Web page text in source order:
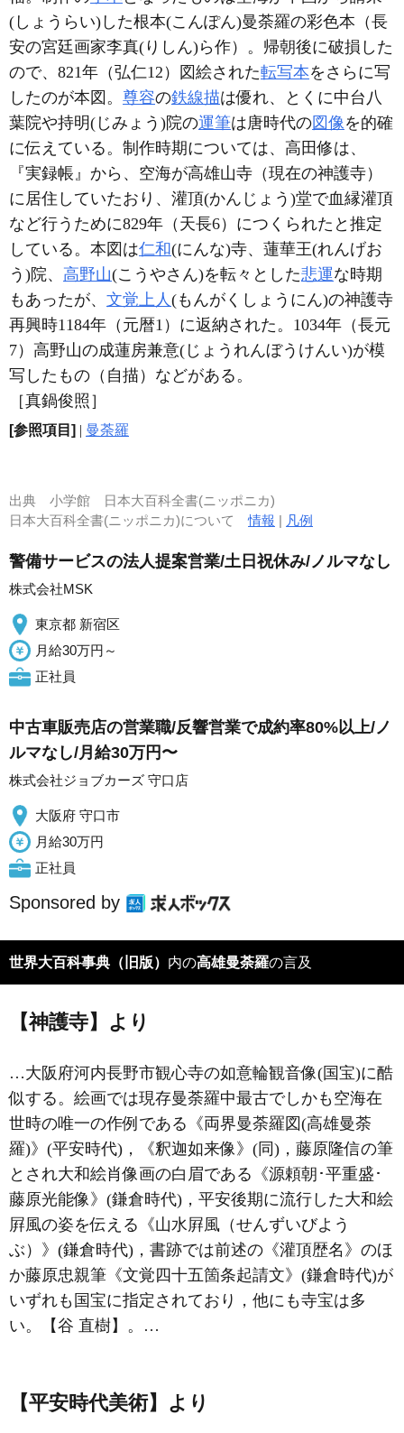
(しょうらい)した根本(こんぽん)曼荼羅の彩色本（長
安の宮廷画家李真(りしん)ら作）。帰朝後に破損した
ので、821年（弘仁12）図絵された転写本をさらに写
したのが本図。 尊容の鉄線描は優れ、とくに中台八
葉院や持明(じみょう)院の運筆は唐時代の図像を的確
に伝えている。制作時期については、高田修は、
『実録帳』から、空海が高雄山寺（現在の神護寺）
に居住していたおり、灌頂(かんじょう)堂で血縁灌頂
など行うために829年（天長6）につくられたと推定
している。本図は仁和(にんな)寺、蓮華王(れんげお
う)院、 高野山(こうやさん)を転々とした悲運な時期
もあったが、 文覚上人(もんがくしょうにん)の神護寺
再興時1184年（元暦1）に返納された。1034年（長元
7）高野山の成蓮房兼意(じょうれんぼうけんい)が模
写したもの（自描）などがある。
［真鍋俊照］
[参照項目] | 曼荼羅
出典 小学館 日本大百科全書(ニッポニカ)
日本大百科全書(ニッポニカ)について情報 | 凡例
警備サービスの法人提案営業/土日祝休み/ノルマなし
株式会社MSK
東京都 新宿区
月給30万円～
正社員
中古車販売店の営業職/反響営業で成約率80%以上/ノ
ルマなし/月給30万円〜
株式会社ジョブカーズ 守口店
大阪府 守口市
月給30万円
正社員
Sponsored by
世界大百科事典（旧版） 内の高雄曼荼羅の言及
【神護寺】より
…大阪府河内長野市観心寺の如意輪観音像(国宝)に酷
似する。絵画では現存曼荼羅中最古でしかも空海在
世時の唯一の作例である《両界曼荼羅図(高雄曼荼
羅)》(平安時代)，《釈迦如来像》(同)，藤原隆信の筆
とされ大和絵肖像画の白眉である《源頼朝･平重盛･
藤原光能像》(鎌倉時代)，平安後期に流行した大和絵
屛風の姿を伝える《山水屛風（せんずいびよう
ぶ）》(鎌倉時代)，書跡では前述の《灌頂歴名》のほ
か藤原忠親筆《文覚四十五箇条起請文》(鎌倉時代)が
いずれも国宝に指定されており，他にも寺宝は多
い。【谷 直樹】。…
【平安時代美術】より